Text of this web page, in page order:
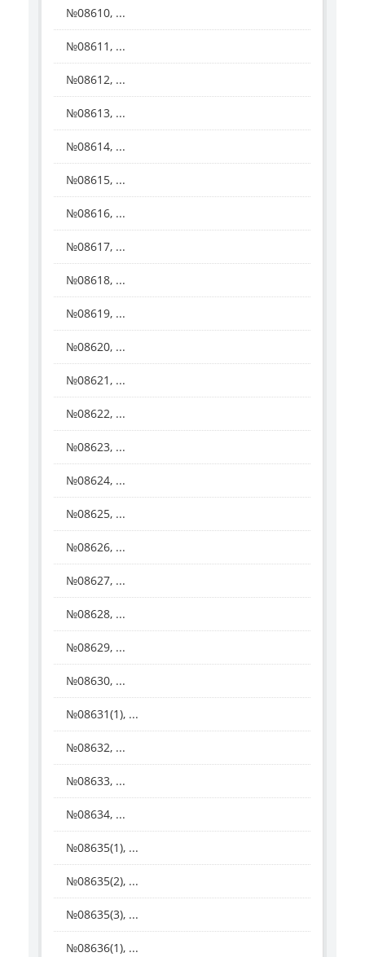
№08610, ...
№08611, ...
№08612, ...
№08613, ...
№08614, ...
№08615, ...
№08616, ...
№08617, ...
№08618, ...
№08619, ...
№08620, ...
№08621, ...
№08622, ...
№08623, ...
№08624, ...
№08625, ...
№08626, ...
№08627, ...
№08628, ...
№08629, ...
№08630, ...
№08631(1), ...
№08632, ...
№08633, ...
№08634, ...
№08635(1), ...
№08635(2), ...
№08635(3), ...
№08636(1), ...